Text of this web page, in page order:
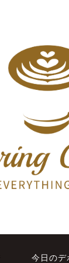
今日のデ